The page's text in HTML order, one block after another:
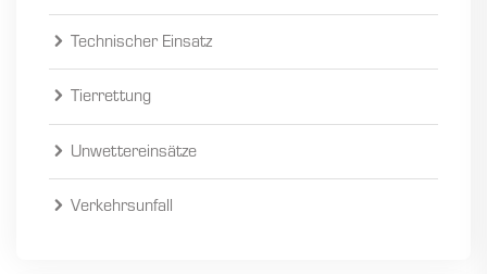
Technischer Einsatz
Tierrettung
Unwettereinsätze
Verkehrsunfall